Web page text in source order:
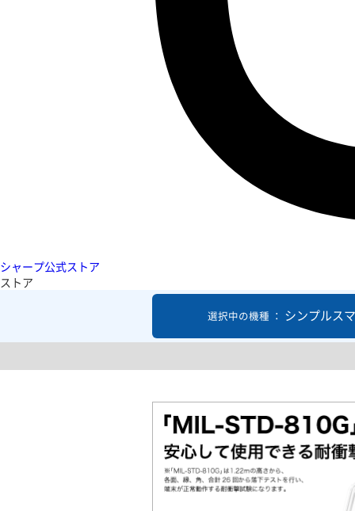
シャープ公式ストア
ストア
選択中の機種 ： シンプルス